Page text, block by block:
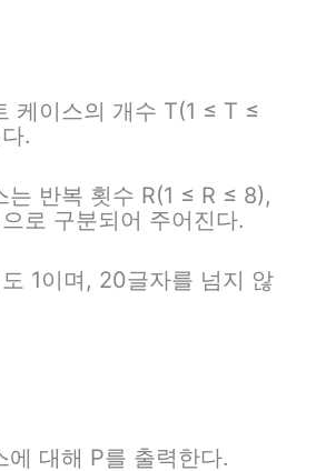
케이스의 개수 T(1 ≤ T ≤
.
는 반복 횟수 R(1 ≤ R ≤ 8),
로 구분되어 주어진다.
1이며, 20글자를 넘지 않
에 대해 P를 출력한다.